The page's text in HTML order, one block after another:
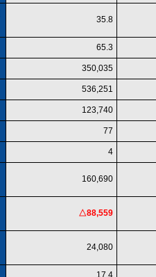
35.8
65.3
350,035
536,251
123,740
77
4
160,690
△88,559
24,080
17.4